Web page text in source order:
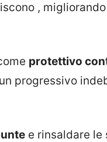
,
protettivo
progressivo
e rinsaldare